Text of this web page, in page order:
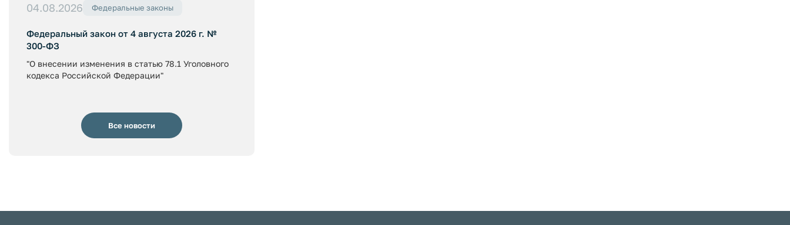
04.08.2026 Федеральные законы
Федеральный закон от 4 августа 2026 г. №
300-ФЗ
"О внесении изменения в статью 78.1 Уголовного
кодекса Российской Федерации"
Все новости